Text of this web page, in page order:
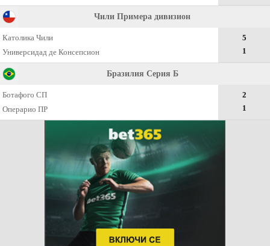
Чили Примера дивизион
Католика Чили
Универсидад де Консепсион
5
1
Бразилия Серия Б
Ботафого СП
Операрио ПР
2
1